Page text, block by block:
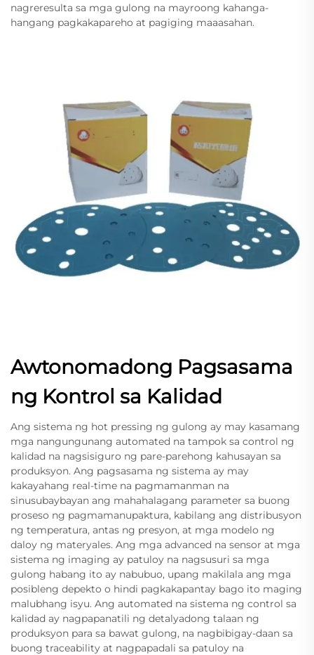
nagreresulta sa mga gulong na mayroong kahanga-
hangang pagkakapareho at pagiging maaasahan.
Awtonomadong Pagsasama
ng Kontrol sa Kalidad
Ang sistema ng hot pressing ng gulong ay may kasamang
mga nangungunang automated na tampok sa control ng
kalidad na nagsisiguro ng pare-parehong kahusayan sa
produksyon. Ang pagsasama ng sistema ay may
kakayahang real-time na pagmamanman na
sinusubaybayan ang mahahalagang parameter sa buong
proseso ng pagmamanupaktura, kabilang ang distribusyon
ng temperatura, antas ng presyon, at mga modelo ng
daloy ng materyales. Ang mga advanced na sensor at mga
sistema ng imaging ay patuloy na nagsusuri sa mga
gulong habang ito ay nabubuo, upang makilala ang mga
posibleng depekto o hindi pagkakapantay bago ito maging
malubhang isyu. Ang automated na sistema ng control sa
kalidad ay nagpapanatili ng detalyadong talaan ng
produksyon para sa bawat gulong, na nagbibigay-daan sa
buong traceability at nagpapadali sa patuloy na